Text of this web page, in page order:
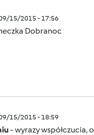
15/2015 - 17:56
Dobranoc
15/2015 - 18:59
- wyrazy współczucia,